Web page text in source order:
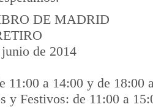
DE MADRID
de 2014
11:00 a 14:00 y de 18:00
y Festivos: de 11:00 a